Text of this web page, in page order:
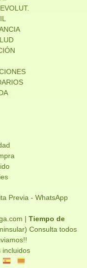
Previa - WhatsApp
| Tiempo de
Consulta todos
incluidos